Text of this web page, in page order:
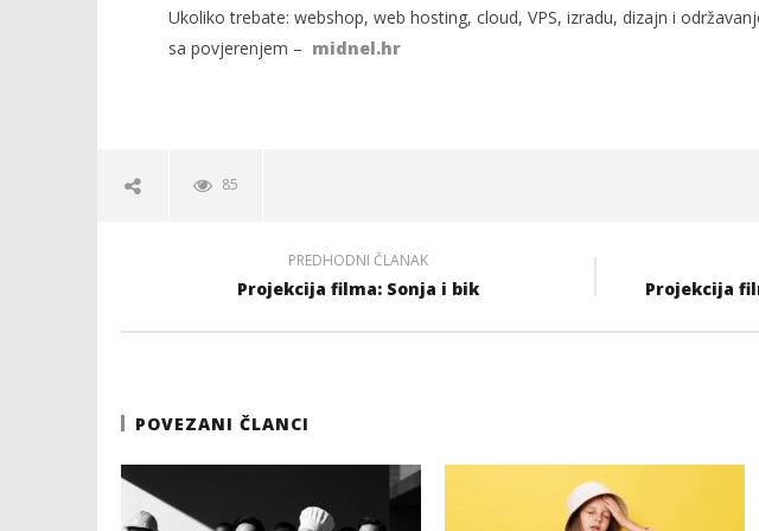
Ukoliko trebate: webshop, web hosting, cloud, VPS, izradu, dizajn i
sa povjerenjem – midnel.hr
85
PREDHODNI ČLANAK
Projekcija filma: Sonja i bik Projekcija
POVEZANI ČLANCI